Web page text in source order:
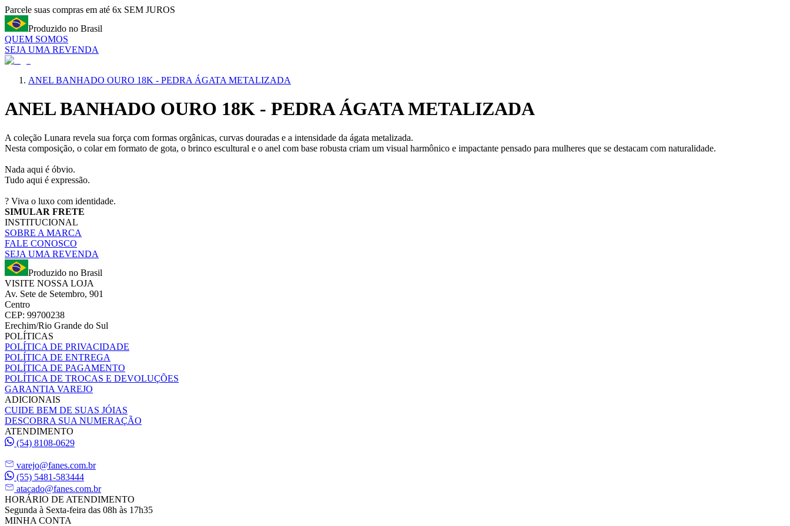
Parcele suas compras em até 6x SEM JUROS
Produzido no Brasil
QUEM SOMOS
SEJA UMA REVENDA
ANEL BANHADO OURO 18K - PEDRA ÁGATA METALIZADA
ANEL BANHADO OURO 18K - PEDRA ÁGATA METALIZADA
A coleção Lunara revela sua força com formas orgânicas, curvas douradas e a intensidade da ágata metalizada.
Nesta composição, o colar em formato de gota, o brinco escultural e o anel com base robusta criam um visual harmônico e impactante pensado para mulheres que se destacam com naturalidade.
Nada aqui é óbvio.
Tudo aqui é expressão.
? Viva o luxo com identidade.
SIMULAR FRETE
INSTITUCIONAL
SOBRE A MARCA
FALE CONOSCO
SEJA UMA REVENDA
Produzido no Brasil
VISITE NOSSA LOJA
Av. Sete de Setembro, 901
Centro
CEP: 99700238
Erechim/Rio Grande do Sul
POLÍTICAS
POLÍTICA DE PRIVACIDADE
POLÍTICA DE ENTREGA
POLÍTICA DE PAGAMENTO
POLÍTICA DE TROCAS E DEVOLUÇÕES
GARANTIA VAREJO
ADICIONAIS
CUIDE BEM DE SUAS JÓIAS
DESCOBRA SUA NUMERAÇÃO
ATENDIMENTO
(54) 8108-0629
varejo@fanes.com.br
(55) 5481-583444
atacado@fanes.com.br
HORÁRIO DE ATENDIMENTO
Segunda à Sexta-feira das 08h às 17h35
MINHA CONTA